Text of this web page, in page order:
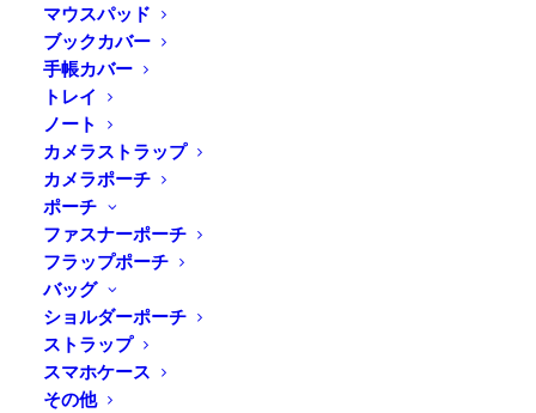
マウスパッド
ブックカバー
手帳カバー
トレイ
ノート
カメラストラップ
カメラポーチ
ポーチ
ファスナーポーチ
フラップポーチ
バッグ
ショルダーポーチ
ストラップ
スマホケース
その他
Home⁄
DURAM ショルダー巾着バッグ
革の質感を活かした巾着のショルダ
ーバッグ
筒形ポーチの上部をナイロンコードで絞って閉じる、革
の巾着ポーチ。斜めがけや肩にかけられる、ショルダー
ストラップ付きです。コロンと可愛く、収納力もちょう